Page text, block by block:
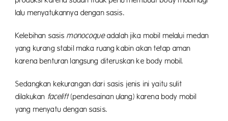
lalu menyatukannya dengan sasis.
Kelebihan sasismonocoqueadalah jika mobil melalui medan
yang kurang stabil maka ruang kabin akan tetap aman
karena benturan langsung diteruskan ke body mobil.
Sedangkan kekurangan dari sasis jenis ini yaitu sulit
dilakukan facelift(pendesainan ulang) karena body mobil
yang menyatu dengan sasis.